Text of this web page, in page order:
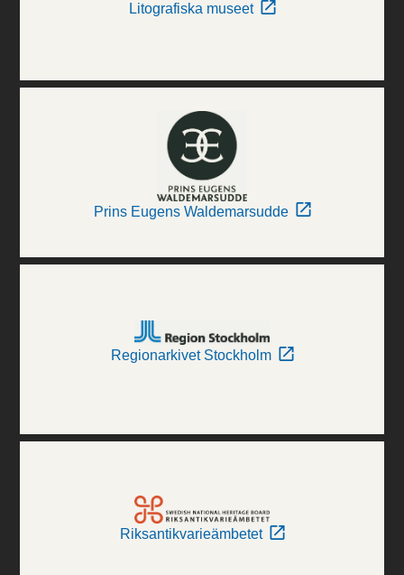
Litografiska museet
Prins Eugens Waldemarsudde
Regionarkivet Stockholm
Riksantikvarieämbetet